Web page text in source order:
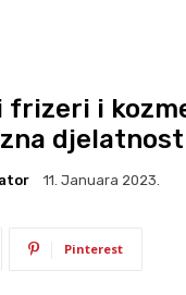
frizeri i
djelatnost
11. Januara 2023.
Pinterest